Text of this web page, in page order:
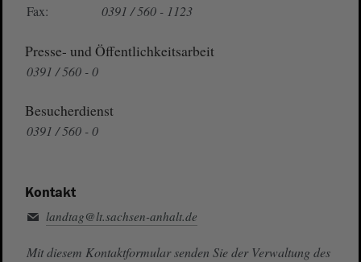
Fax:
0391 / 560 - 1123
Presse- und Öffentlichkeitsarbeit
0391 / 560 - 0
Besucherdienst
0391 / 560 - 0
Kontakt
landtag@lt.sachsen-anhalt.de
Mit diesem Kontaktformular senden Sie der Verwaltung des